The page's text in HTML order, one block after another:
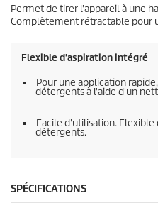
Permet de tirer l'appareil à une
Complètement rétractable pour
Flexible d'aspiration intégré
Pour une application
détergents à l'aide d'un
Facile d'utilisation.
détergents.
SPÉCIFICATIONS